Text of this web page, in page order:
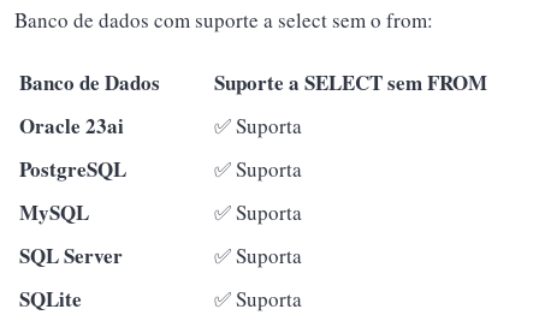
Banco de dados com suporte a select sem o from:
Banco de Dados
Suporte a SELECT sem FROM
Oracle 23ai
✅Suporta
PostgreSQL ✅Suporta
MySQL ✅Suporta
SQL Server ✅Suporta
SQLite ✅Suporta